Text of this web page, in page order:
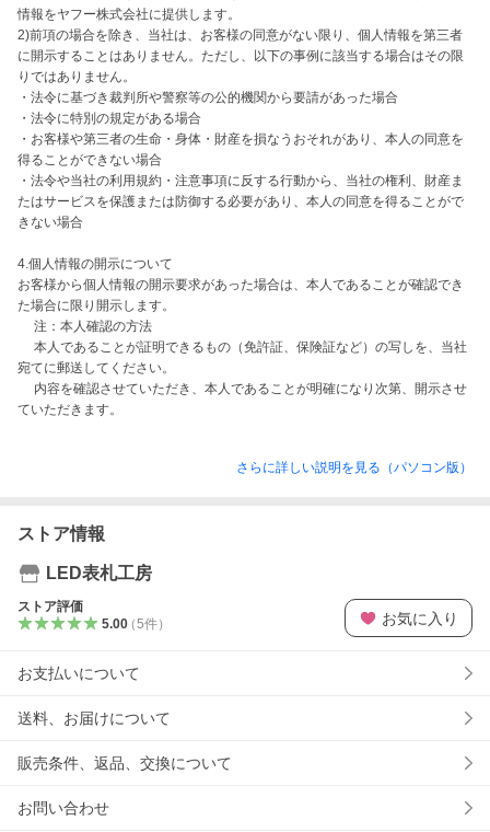
情報をヤフー株式会社に提供します。
2)前項の場合を除き、当社は、お客様の同意がない限り、個人情報を第三者
に開示することはありません。ただし、以下の事例に該当する場合はその限
りではありません。
・法令に基づき裁判所や警察等の公的機関から要請があった場合
・法令に特別の規定がある場合
・お客様や第三者の生命・身体・財産を損なうおそれがあり、本人の同意を
得ることができない場合
・法令や当社の利用規約・注意事項に反する行動から、当社の権利、財産ま
たはサービスを保護または防御する必要があり、本人の同意を得ることがで
きない場合
4.個人情報の開示について
お客様から個人情報の開示要求があった場合は、本人であることが確認でき
た場合に限り開示します。
注：本人確認の方法
本人であることが証明できるもの（免許証、保険証など）の写しを、当社
宛てに郵送してください。
内容を確認させていただき、本人であることが明確になり次第、開示させ
さらに詳しい説明を見る（パソコン版）
ストア情報
LED表札工房
ストア評価
5.00（5件） お気に入り
お支払いについて
送料、お届けについて
販売条件、返品、交換について
お問い合わせ